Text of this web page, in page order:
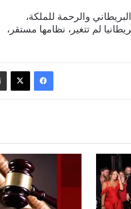
والرحمة للملكة،
لم تتغير، نظامها مستقر،
فيسبوك ‫X